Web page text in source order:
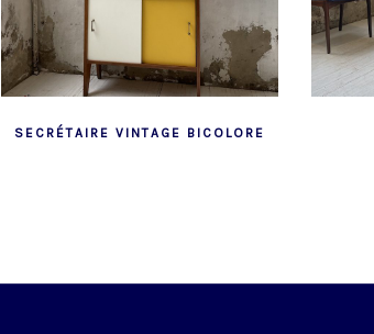
SECRÉTAIRE VINTAGE BICOLORE